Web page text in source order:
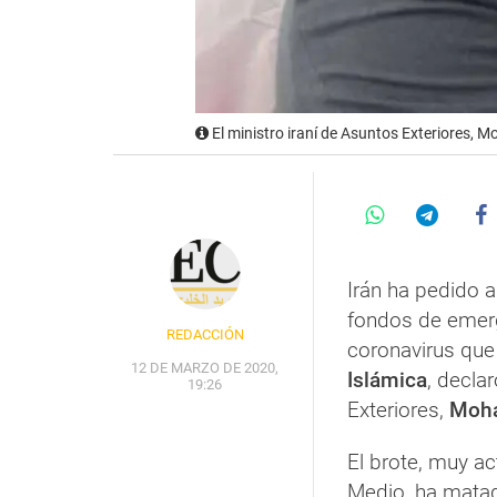
El ministro iraní de Asuntos Exteriores,
REDACCIÓN
12 DE MARZO DE 2020,
19:26
Irán ha pedido
fondos de
coronavirus
Islámica,
Exteriores,
El brote, muy